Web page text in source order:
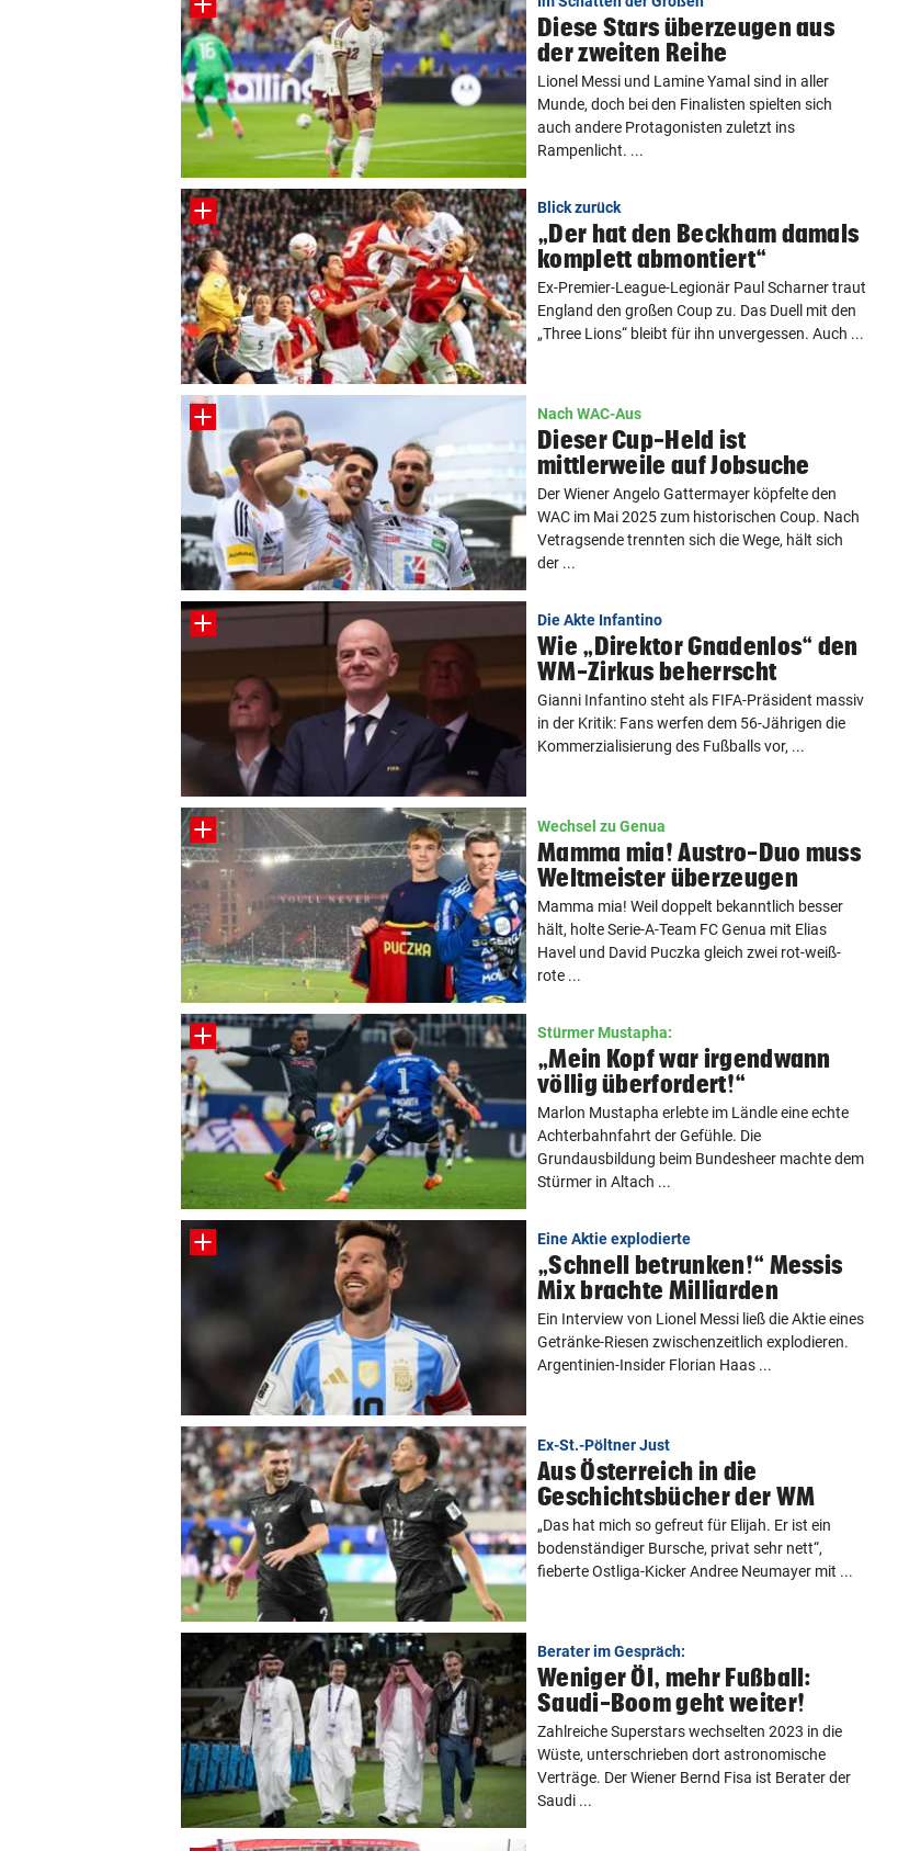
Diese Stars überzeugen aus
der zweiten Reihe
Lionel Messi und Lamine Yamal sind in aller
Munde, doch bei den Finalisten spielten sich
auch andere Protagonisten zuletzt ins
Rampenlicht. ...
Blick zurück
„Der hat den Beckham damals
komplett abmontiert“
Ex-Premier-League-Legionär Paul Scharner traut
England den großen Coup zu. Das Duell mit den
„Three Lions“ bleibt für ihn unvergessen. Auch ...
Nach WAC-Aus
Dieser Cup-Held ist
mittlerweile auf Jobsuche
Der Wiener Angelo Gattermayer köpfelte den
WAC im Mai 2025 zum historischen Coup. Nach
Vetragsende trennten sich die Wege, hält sich
der ...
Die Akte Infantino
Wie „Direktor Gnadenlos“ den
WM-Zirkus beherrscht
Gianni Infantino steht als FIFA-Präsident massiv
in der Kritik: Fans werfen dem 56-Jährigen die
Kommerzialisierung des Fußballs vor, ...
Wechsel zu Genua
Mamma mia! Austro-Duo muss
Weltmeister überzeugen
Mamma mia! Weil doppelt bekanntlich besser
hält, holte Serie-A-Team FC Genua mit Elias
Havel und David Puczka gleich zwei rot-weiß-
rote ...
Stürmer Mustapha:
„Mein Kopf war irgendwann
völlig überfordert!“
Marlon Mustapha erlebte im Ländle eine echte
Achterbahnfahrt der Gefühle. Die
Grundausbildung beim Bundesheer machte dem
Stürmer in Altach ...
Eine Aktie explodierte
„Schnell betrunken!“ Messis
Mix brachte Milliarden
Ein Interview von Lionel Messi ließ die Aktie eines
Getränke-Riesen zwischenzeitlich explodieren.
Argentinien-Insider Florian Haas ...
Ex-St.-Pöltner Just
Aus Österreich in die
Geschichtsbücher der WM
„Das hat mich so gefreut für Elijah. Er ist ein
bodenständiger Bursche, privat sehr nett“,
fieberte Ostliga-Kicker Andree Neumayer mit ...
Berater im Gespräch:
Weniger Öl, mehr Fußball:
Saudi-Boom geht weiter!
Zahlreiche Superstars wechselten 2023 in die
Wüste, unterschrieben dort astronomische
Verträge. Der Wiener Bernd Fisa ist Berater der
Saudi ...